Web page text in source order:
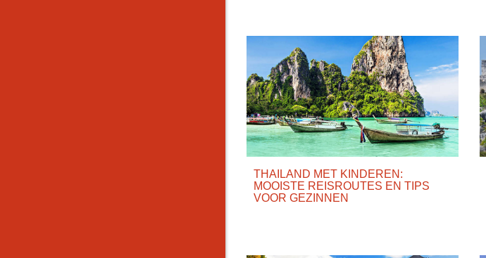
THAILAND MET KINDEREN:
MOOISTE REISROUTES EN TIPS
VOOR GEZINNEN